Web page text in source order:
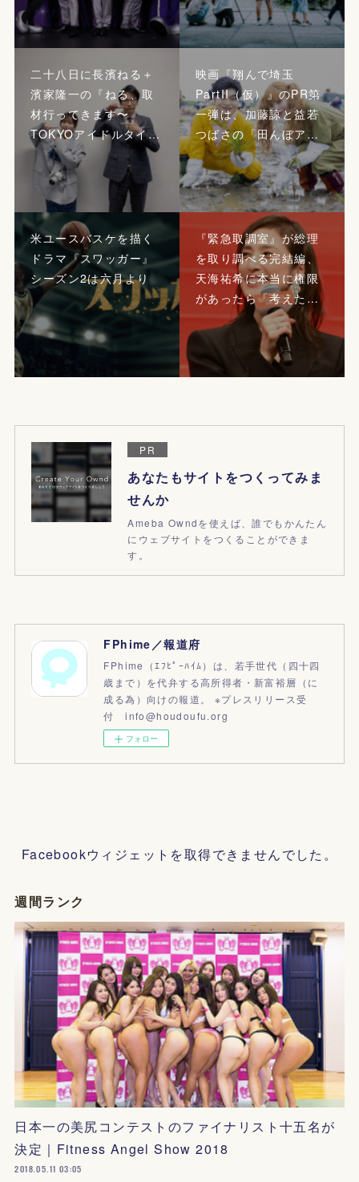
二十八日に長濱ねる＋
濱家隆一の『ねる、取
材行ってきます〜
TOKYOアイドルタイ…
映画『翔んで埼玉
PartII（仮）』のPR第
一弾は、加藤諒と益若
つばさの「田んぼア…
米ユースバスケを描く
ドラマ『スワッガー』
シーズン2は六月より
『緊急取調室』が総理
を取り調べる完結編、
天海祐希に本当に権限
があったら「考えた…
PR
あなたもサイトをつくってみま
せんか
Ameba Owndを使えば、誰でもかんたん
にウェブサイトをつくることができま
す。
FPhime／報道府
FPhime（ｴﾌﾋﾟｰﾊｲﾑ）は、若手世代（四十四
歳まで）を代弁する高所得者・新富裕層（に
成る為）向けの報道。 ※プレスリリース受
付 info@houdoufu.org
フォロー
Facebookウィジェットを取得できませんでした。
週間ランク
日本一の美尻コンテストのファイナリスト十五名が
決定｜Fitness Angel Show 2018
2018.05.11 03:05